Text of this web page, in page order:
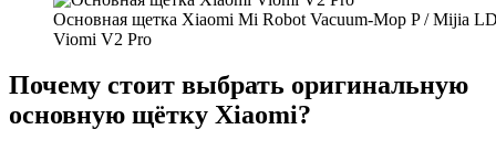
Основная щетка Xiaomi Mi Robot Vacuum-Mop P / Mijia
Viomi V2 Pro
Почему стоит выбрать оригинальную
основную щётку Xiaomi?